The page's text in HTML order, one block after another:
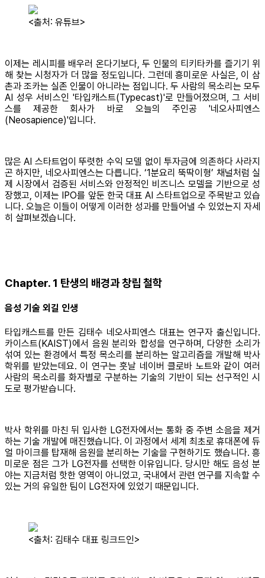
<출처: 유튜브>
이제는 레시피를 배우러 온다기보다, 두 인물의 티키타카를 즐기기 위
해 찾는 시청자가 더 많을 정도입니다. 그런데 흥미로운 사실은, 이 삼
촌과 조카는 실존 인물이 아니라는 점입니다. 두 사람의 목소리는 모두
AI 성우 서비스인 '타입캐스트(Typecast)'로 만들어졌으며, 그 서비
스를 제공한 회사가 바로 오늘의 주인공 '네오사피엔스
(Neosapience)'입니다.
많은 AI 스타트업이 뚜렷한 수익 모델 없이 투자금에 의존하다 사라지
곤 하지만, 네오사피엔스는 다릅니다. ‘1분요리 뚝딱이형’ 채널처럼 실
제 시장에서 검증된 서비스와 안정적인 비즈니스 모델을 기반으로 성
장했고, 이제는 IPO를 앞둔 한국 대표 AI 스타트업으로 주목받고 있습
니다. 오늘은 이들이 어떻게 이러한 성과를 만들어낼 수 있었는지 자세
히 살펴보겠습니다.
Chapter. 1 탄생의 배경과 창립 철학
음성 기술 외길 인생
타입캐스트를 만든 김태수 네오사피엔스 대표는 연구자 출신입니다.
카이스트(KAIST)에서 음원 분리와 합성을 연구하며, 다양한 소리가
섞여 있는 환경에서 특정 목소리를 분리하는 알고리즘을 개발해 박사
학위를 받았는데요. 이 연구는 훗날 네이버 클로바 노트와 같이 여러
사람의 목소리를 화자별로 구분하는 기술의 기반이 되는 선구적인 시
도로 평가받습니다.
박사 학위를 마친 뒤 입사한 LG전자에서는 통화 중 주변 소음을 제거
하는 기술 개발에 매진했습니다. 이 과정에서 세계 최초로 휴대폰에 듀
얼 마이크를 탑재해 음원을 분리하는 기술을 구현하기도 했습니다. 흥
미로운 점은 그가 LG전자를 선택한 이유입니다. 당시만 해도 음성 분
야는 지금처럼 핫한 영역이 아니었고, 국내에서 관련 연구를 지속할 수
있는 거의 유일한 팀이 LG전자에 있었기 때문입니다.
<출처: 김태수 대표 링크드인>